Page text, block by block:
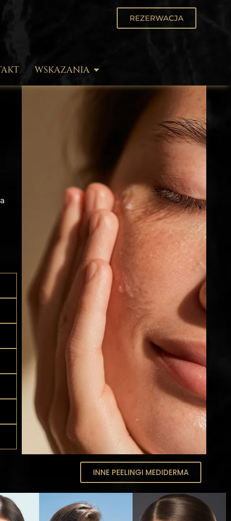
REZERWACJA
WSKAZANIA
INNE PEELINGI MEDIDERMA